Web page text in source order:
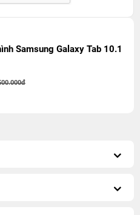
Samsung Galaxy Tab 10.1